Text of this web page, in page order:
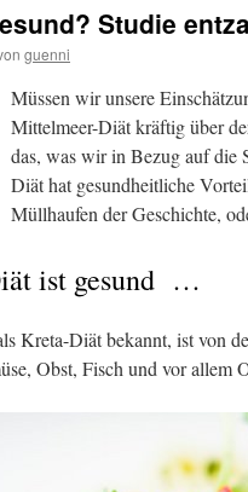
Studie
guenni
Müssen wir unsere
Mittelmeer-Diät kräftig über
das, was wir in Bezug auf die
Diät hat gesundheitliche
Müllhaufen der Geschichte,
ist gesund …
Kreta-Diät bekannt, ist von
Obst, Fisch und vor allem